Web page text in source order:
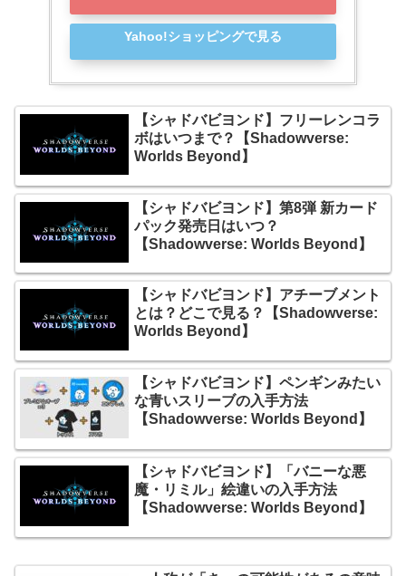
Yahoo!ショッピングで見る
【シャドバビヨンド】フリーレンコラ
ボはいつまで？【Shadowverse:
Worlds Beyond】
【シャドバビヨンド】第8弾 新カード
パック発売日はいつ？
【Shadowverse: Worlds Beyond】
【シャドバビヨンド】アチーブメント
とは？どこで見る？【Shadowverse:
Worlds Beyond】
【シャドバビヨンド】ペンギンみたい
な青いスリーブの入手方法
【Shadowverse: Worlds Beyond】
【シャドバビヨンド】「バニーな悪
魔・リミル」絵違いの入手方法
【Shadowverse: Worlds Beyond】